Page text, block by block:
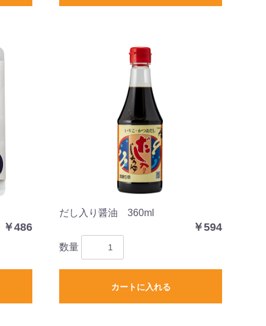
￥486
だし入り醤油 360ml
￥594
数量
カートに入れる